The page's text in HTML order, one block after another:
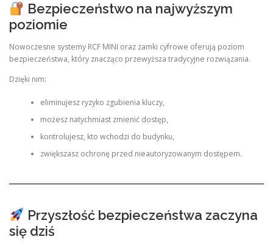
Bezpieczeństwo na najwyższym
poziomie
Nowoczesne systemy RCF MINI oraz zamki cyfrowe oferują poziom
bezpieczeństwa, który znacząco przewyższa tradycyjne rozwiązania.
Dzięki nim:
eliminujesz ryzyko zgubienia kluczy,
możesz natychmiast zmienić dostęp,
kontrolujesz, kto wchodzi do budynku,
zwiększasz ochronę przed nieautoryzowanym dostępem.
Przyszłość bezpieczeństwa zaczyna
się dziś